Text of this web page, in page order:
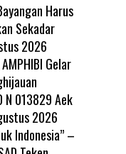
Harus
Sekadar
2026
Gelar
N 013829 Aek
2026
Indonesia” –